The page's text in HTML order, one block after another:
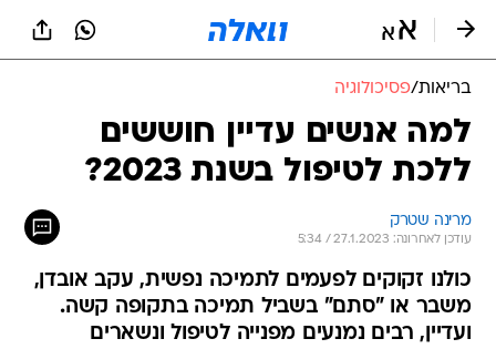
בריאות/פסיכולוגיה
למה אנשים עדיין חוששים
ללכת לטיפול בשנת 2023?
מרינה שטרק
עודכן לאחרונה: 27.1.2023 / 5:34
כולנו זקוקים לפעמים לתמיכה נפשית, עקב אובדן,
משבר או "סתם" בשביל תמיכה בתקופה קשה.
ועדיין, רבים נמנעים מפנייה לטיפול ונשארים